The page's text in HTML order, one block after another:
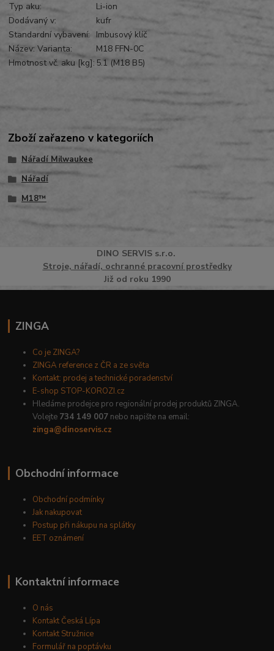
Typ aku:
Li-ion
Dodávaný v:
kufr
Standardní vybavení: Imbusový klíč
Název: Varianta:
M18 FFN-0C
Hmotnost vč. aku [kg]: 5.1 (M18 B5)
Zboží zařazeno v kategoriích
Nářadí Milwaukee
Nářadí
M18™
DINO SERVISs.r.o.
Stroje, nářadí, ochranné pracovní prostředky
Již od roku 1990
ZINGA
Co je ZINGA?
ZINGA reference z ČR a ze světa
Kontakt: prodej a technické poradenství
E-shop STOP-KOROZI.cz
Hledáme prodejce pro regionální prodej produktů ZINGA.
Volejte 734 149 007 nebo napište na email:
zinga@dinoservis.cz
Obchodní informace
Obchodní podmínky
Jak nakupovat
Postup při nákupu na splátky
EET oznámení
Kontaktní informace
O nás
Kontakt Česká Lípa
Kontakt Stružnice
Formulář na poptávku